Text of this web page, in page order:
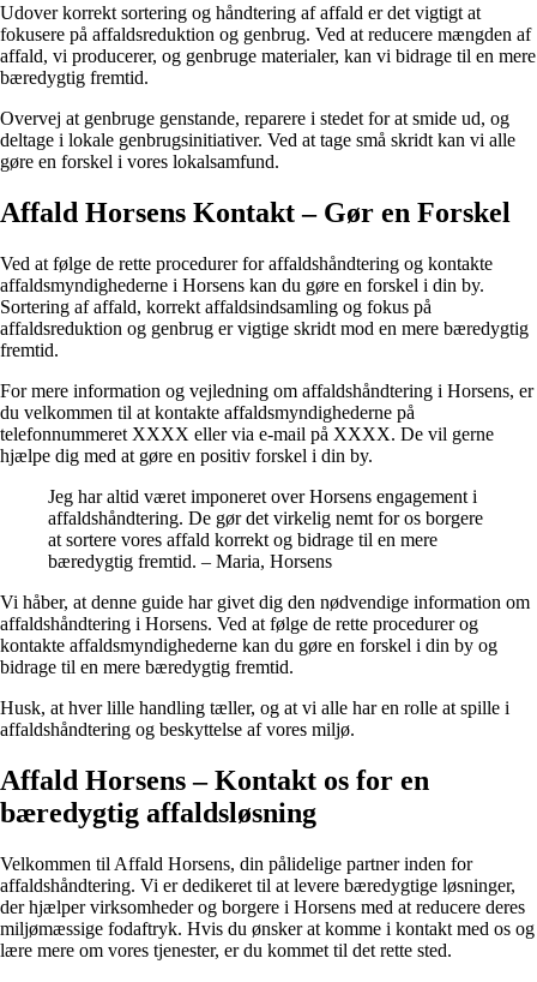
Udover korrekt sortering og håndtering af affald er det vigtigt at
fokusere på affaldsreduktion og genbrug. Ved at reducere mængden af
affald, vi producerer, og genbruge materialer, kan vi bidrage til en mere
bæredygtig fremtid.
Overvej at genbruge genstande, reparere i stedet for at smide ud, og
deltage i lokale genbrugsinitiativer. Ved at tage små skridt kan vi alle
gøre en forskel i vores lokalsamfund.
Affald Horsens Kontakt – Gør en Forskel
Ved at følge de rette procedurer for affaldshåndtering og kontakte
affaldsmyndighederne i Horsens kan du gøre en forskel i din by.
Sortering af affald, korrekt affaldsindsamling og fokus på
affaldsreduktion og genbrug er vigtige skridt mod en mere bæredygtig
fremtid.
For mere information og vejledning om affaldshåndtering i Horsens, er
du velkommen til at kontakte affaldsmyndighederne på
telefonnummeret XXXX eller via e-mail på XXXX. De vil gerne
hjælpe dig med at gøre en positiv forskel i din by.
Jeg har altid været imponeret over Horsens engagement i
affaldshåndtering. De gør det virkelig nemt for os borgere
at sortere vores affald korrekt og bidrage til en mere
bæredygtig fremtid. – Maria, Horsens
Vi håber, at denne guide har givet dig den nødvendige information om
affaldshåndtering i Horsens. Ved at følge de rette procedurer og
kontakte affaldsmyndighederne kan du gøre en forskel i din by og
bidrage til en mere bæredygtig fremtid.
Husk, at hver lille handling tæller, og at vi alle har en rolle at spille i
affaldshåndtering og beskyttelse af vores miljø.
Affald Horsens – Kontakt os for en
bæredygtig affaldsløsning
Velkommen til Affald Horsens, din pålidelige partner inden for
affaldshåndtering. Vi er dedikeret til at levere bæredygtige løsninger,
der hjælper virksomheder og borgere i Horsens med at reducere deres
miljømæssige fodaftryk. Hvis du ønsker at komme i kontakt med os og
lære mere om vores tjenester, er du kommet til det rette sted.